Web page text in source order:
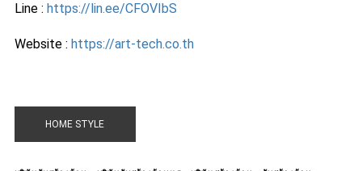
Line : https://lin.ee/CFOVIbS
Website : https://art-tech.co.th
HOME STYLE